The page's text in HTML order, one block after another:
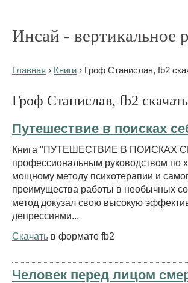
Инсай - вертикальное
Главная › Книги › Гроф Станислав, fb2
Гроф Станислав, fb2
Путешествие в поисках
Книга "ПУТЕШЕСТВИЕ В ПОИСКАХ
профессиональным руководством
мощному методу психотерапии и
преимущества работы в необычных
метод докузал свою высокую
депрессиями...
Скачать в формате fb2
Человек перед лицом